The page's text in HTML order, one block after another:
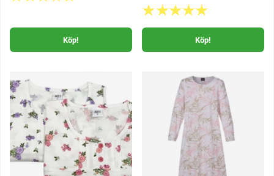
Köp! Köp!